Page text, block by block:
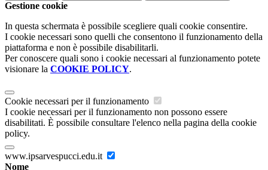
Gestione cookie
In questa schermata è possibile scegliere quali cookie consentire.
I cookie necessari sono quelli che consentono il funzionamento della
piattaforma e non è possibile disabilitarli.
Per conoscere quali sono i cookie necessari al funzionamento potete
visionare la COOKIE POLICY.
Cookie necessari per il funzionamento
I cookie necessari per il funzionamento non possono essere
disabilitati. È possibile consultare l'elenco nella pagina della cookie
policy.
www.ipsarvespucci.edu.it
Nome